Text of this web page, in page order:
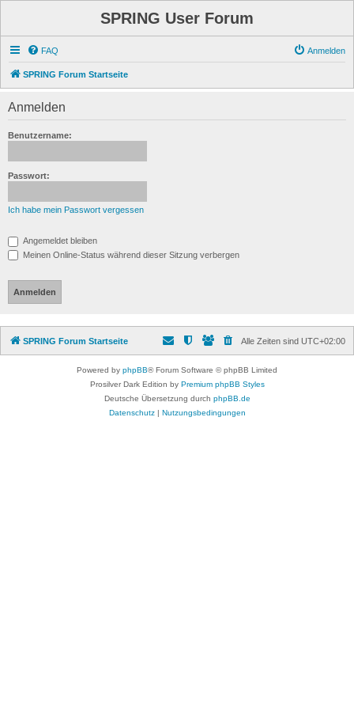
SPRING User Forum
FAQ Anmelden
SPRING Forum Startseite
Anmelden
Benutzername:
Passwort:
Ich habe mein Passwort vergessen
Angemeldet bleiben
Meinen Online-Status während dieser Sitzung verbergen
SPRING Forum Startseite Alle Zeiten sind UTC+02:00
Powered by phpBB® Forum Software © phpBB Limited
Prosilver Dark Edition by Premium phpBB Styles
Deutsche Übersetzung durch phpBB.de
Datenschutz| Nutzungsbedingungen